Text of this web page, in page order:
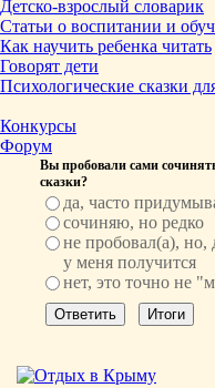
Детско-взрослый словарик
Статьи о воспитании и
Как научить ребенка читать
Говорят дети
Психологические сказки
Конкурсы
Форум
Вы пробовали сами
сказки?
да, часто
сочиняю, но редко
не пробовал(а), но,
у меня получится
нет, это точно не